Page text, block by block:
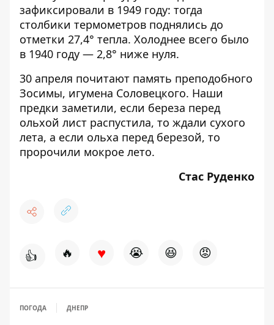
зафиксировали в 1949 году: тогда
столбики термометров поднялись до
отметки 27,4° тепла. Холоднее всего было
в 1940 году — 2,8° ниже нуля.
30 апреля почитают память преподобного
Зосимы, игумена Соловецкого. Наши
предки заметили, если береза перед
ольхой лист распустила, то ждали сухого
лета, а если ольха перед березой, то
пророчили мокрое лето.
Стас Руденко
👍 🔥 ♥ 😭 😆 😡
ПОГОДА ДНЕПР